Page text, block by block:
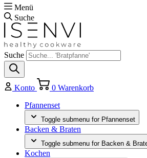
Menü
Suche
Suche
Konto 0 Warenkorb
Pfannenset
Toggle submenu for Pfannenset
Backen & Braten
Toggle submenu for Backen &
Kochen